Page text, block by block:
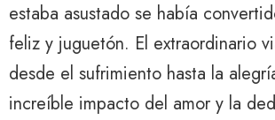
estaba asustado se había
feliz y juguetón. El extraordinario
desde el sufrimiento hasta la
increíble impacto del amor y la